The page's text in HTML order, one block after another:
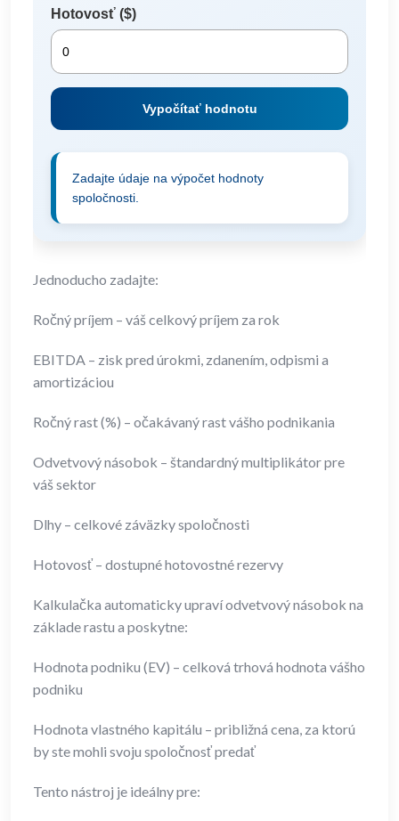
Hotovosť ($)
Vypočítať hodnotu
Zadajte údaje na výpočet hodnoty
spoločnosti.
Jednoducho zadajte:
Ročný príjem – váš celkový príjem za rok
EBITDA – zisk pred úrokmi, zdanením, odpismi a
amortizáciou
Ročný rast (%) – očakávaný rast vášho podnikania
Odvetvový násobok – štandardný multiplikátor pre
váš sektor
Dlhy – celkové záväzky spoločnosti
Hotovosť – dostupné hotovostné rezervy
Kalkulačka automaticky upraví odvetvový násobok na
základe rastu a poskytne:
Hodnota podniku (EV) – celková trhová hodnota vášho
podniku
Hodnota vlastného kapitálu – približná cena, za ktorú
by ste mohli svoju spoločnosť predať
Tento nástroj je ideálny pre: